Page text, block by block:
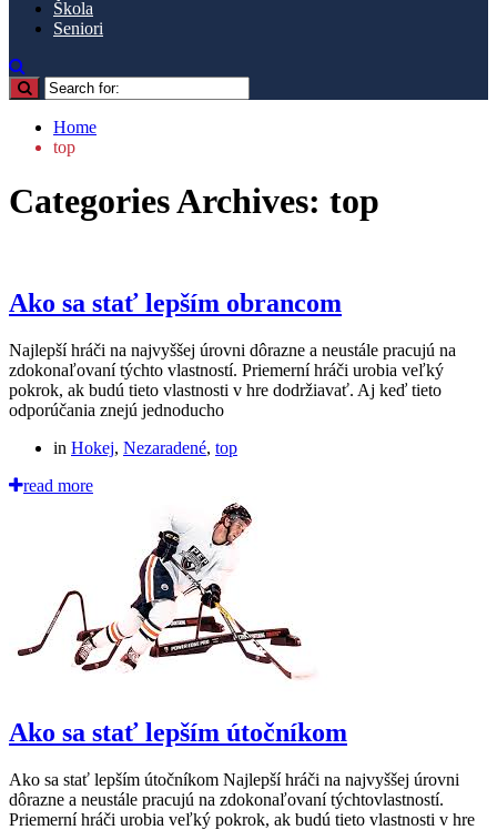
Škola
Seniori
Home
top
Categories Archives: top
Ako sa stať lepším obrancom
Najlepší hráči na najvyššej úrovni dôrazne a neustále pracujú na
zdokonaľovaní týchto vlastností. Priemerní hráči urobia veľký
pokrok, ak budú tieto vlastnosti v hre dodržiavať. Aj keď tieto
odporúčania znejú jednoducho
in Hokej, Nezaradené, top
read more
Ako sa stať lepším útočníkom
Ako sa stať lepším útočníkom Najlepší hráči na najvyššej úrovni
dôrazne a neustále pracujú na zdokonaľovaní týchtovlastností.
Priemerní hráči urobia veľký pokrok, ak budú tieto vlastnosti v hre